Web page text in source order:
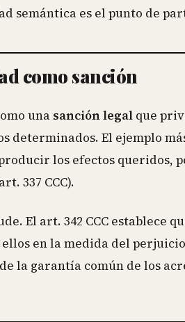
semántica es el punto de
como sanción
una sanción legal que
El ejemplo
los efectos queridos,
337 CCC).
El art. 342 CCC establece
en la medida del
la garantía común de los